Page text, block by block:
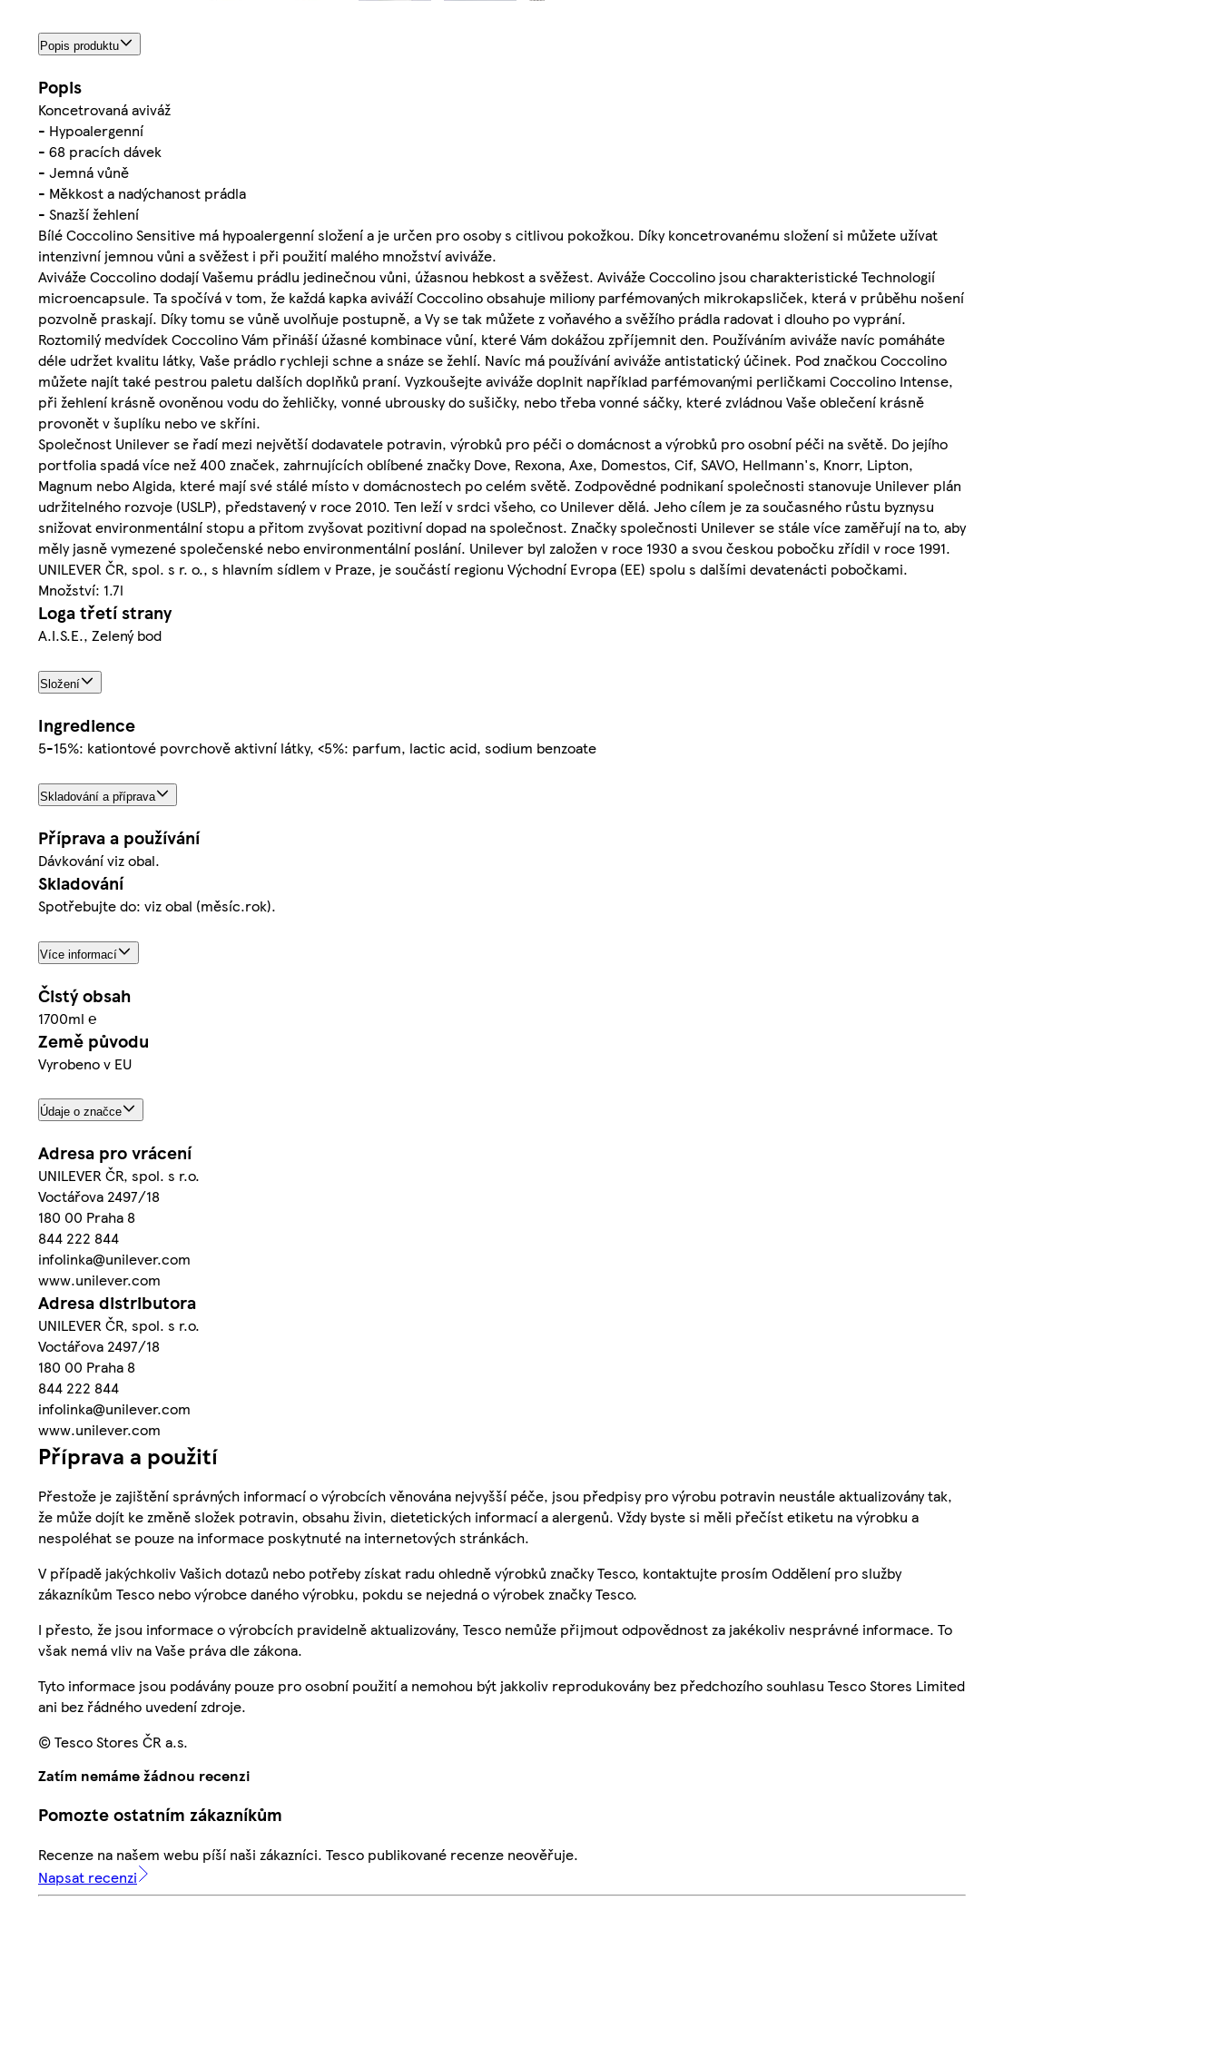
Popis produktu
Popis
Koncetrovaná aviváž
- Hypoalergenní
- 68 pracích dávek
- Jemná vůně
- Měkkost a nadýchanost prádla
- Snazší žehlení
Bílé Coccolino Sensitive má hypoalergenní složení a je určen pro osoby s citlivou pokožkou. Díky koncetrovanému složení si můžete užívat
intenzivní jemnou vůni a svěžest i při použití malého množství aviváže.
Aviváže Coccolino dodají Vašemu prádlu jedinečnou vůni, úžasnou hebkost a svěžest. Aviváže Coccolino jsou charakteristické Technologií
microencapsule. Ta spočívá v tom, že každá kapka aviváží Coccolino obsahuje miliony parfémovaných mikrokapsliček, která v průběhu nošení
pozvolně praskají. Díky tomu se vůně uvolňuje postupně, a Vy se tak můžete z voňavého a svěžího prádla radovat i dlouho po vyprání.
Roztomilý medvídek Coccolino Vám přináší úžasné kombinace vůní, které Vám dokážou zpříjemnit den. Používáním aviváže navíc pomáháte
déle udržet kvalitu látky, Vaše prádlo rychleji schne a snáze se žehlí. Navíc má používání aviváže antistatický účinek. Pod značkou Coccolino
můžete najít také pestrou paletu dalších doplňků praní. Vyzkoušejte aviváže doplnit například parfémovanými perličkami Coccolino Intense,
při žehlení krásně ovoněnou vodu do žehličky, vonné ubrousky do sušičky, nebo třeba vonné sáčky, které zvládnou Vaše oblečení krásně
provonět v šuplíku nebo ve skříni.
Společnost Unilever se řadí mezi největší dodavatele potravin, výrobků pro péči o domácnost a výrobků pro osobní péči na světě. Do jejího
portfolia spadá více než 400 značek, zahrnujících oblíbené značky Dove, Rexona, Axe, Domestos, Cif, SAVO, Hellmann's, Knorr, Lipton,
Magnum nebo Algida, které mají své stálé místo v domácnostech po celém světě. Zodpovědné podnikaní společnosti stanovuje Unilever plán
udržitelného rozvoje (USLP), představený v roce 2010. Ten leží v srdci všeho, co Unilever dělá. Jeho cílem je za současného růstu byznysu
snižovat environmentální stopu a přitom zvyšovat pozitivní dopad na společnost. Značky společnosti Unilever se stále více zaměřují na to, aby
měly jasně vymezené společenské nebo environmentální poslání. Unilever byl založen v roce 1930 a svou českou pobočku zřídil v roce 1991.
UNILEVER ČR, spol. s r. o., s hlavním sídlem v Praze, je součástí regionu Východní Evropa (EE) spolu s dalšími devatenácti pobočkami.
Množství: 1.7l
Loga třetí strany
A.I.S.E., Zelený bod
Složení
Ingredience
5-15%: kationtové povrchově aktivní látky, <5%: parfum, lactic acid, sodium benzoate
Skladování a příprava
Příprava a používání
Dávkování viz obal.
Skladování
Spotřebujte do: viz obal (měsíc.rok).
Více informací
Čistý obsah
1700ml ℮
Země původu
Vyrobeno v EU
Údaje o značce
Adresa pro vrácení
UNILEVER ČR, spol. s r.o.
Voctářova 2497/18
180 00 Praha 8
844 222 844
infolinka@unilever.com
www.unilever.com
Adresa distributora
UNILEVER ČR, spol. s r.o.
Voctářova 2497/18
180 00 Praha 8
844 222 844
infolinka@unilever.com
www.unilever.com
Příprava a použití
Přestože je zajištění správných informací o výrobcích věnována nejvyšší péče, jsou předpisy pro výrobu potravin neustále aktualizovány tak,
že může dojít ke změně složek potravin, obsahu živin, dietetických informací a alergenů. Vždy byste si měli přečíst etiketu na výrobku a
nespoléhat se pouze na informace poskytnuté na internetových stránkách.
V případě jakýchkoliv Vašich dotazů nebo potřeby získat radu ohledně výrobků značky Tesco, kontaktujte prosím Oddělení pro služby
zákazníkům Tesco nebo výrobce daného výrobku, pokdu se nejedná o výrobek značky Tesco.
I přesto, že jsou informace o výrobcích pravidelně aktualizovány, Tesco nemůže přijmout odpovědnost za jakékoliv nesprávné informace. To
však nemá vliv na Vaše práva dle zákona.
Tyto informace jsou podávány pouze pro osobní použití a nemohou být jakkoliv reprodukovány bez předchozího souhlasu Tesco Stores Limited
ani bez řádného uvedení zdroje.
© Tesco Stores ČR a.s.
Zatím nemáme žádnou recenzi
Pomozte ostatním zákazníkům
Recenze na našem webu píší naši zákazníci. Tesco publikované recenze neověřuje.
Napsat recenzi